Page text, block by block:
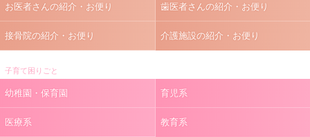
お医者さんの紹介・お便り 歯医者さんの紹介・お便り
接骨院の紹介・お便り 介護施設の紹介・お便り
子育て困りごと
幼稚園・保育園 育児系
医療系 教育系